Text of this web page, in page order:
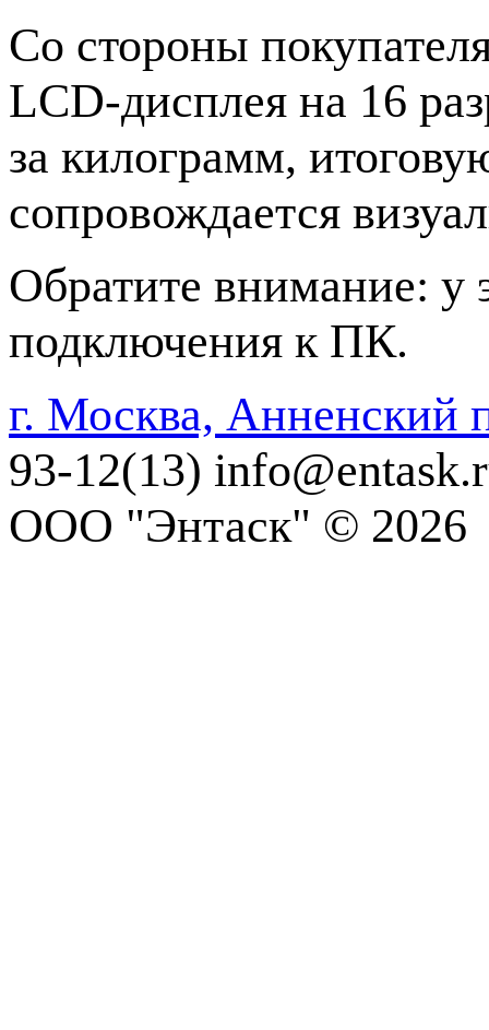
Со стороны
LCD-дисплея на 16
за килограмм,
сопровождается
Обратите внимание: у
подключения к ПК.
г. Москва, Анненский
93-12(13)
ООО "Энтаск" © 2026